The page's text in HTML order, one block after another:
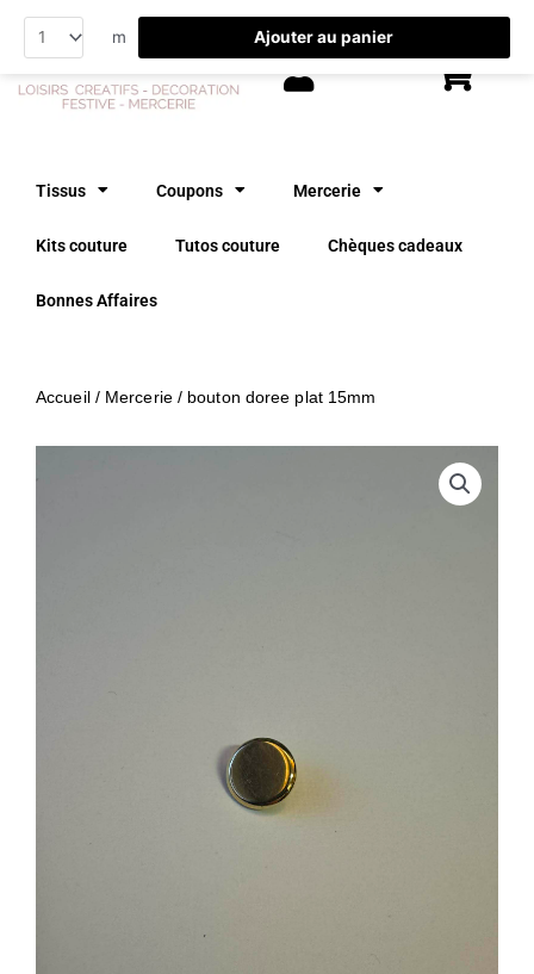
contenu
Tissus Coupons Mercerie
Kits couture Tutos couture Chèques cadeaux
Bonnes Affaires
Accueil/ Mercerie/ bouton doree plat 15mm
m Ajouter au panier